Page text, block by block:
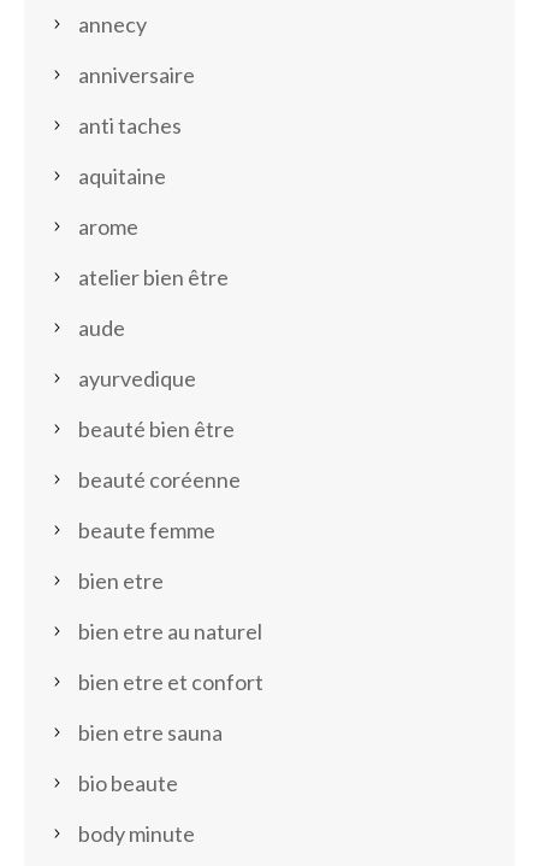
annecy
anniversaire
anti taches
aquitaine
arome
atelier bien être
aude
ayurvedique
beauté bien être
beauté coréenne
beaute femme
bien etre
bien etre au naturel
bien etre et confort
bien etre sauna
bio beaute
body minute